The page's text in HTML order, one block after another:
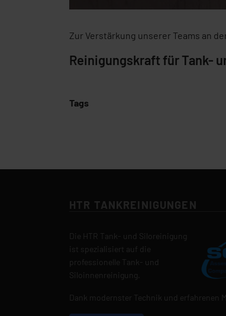
Zur Verstärkung unserer Teams an
Reinigungskraft für Tank-
Tags
HTR TANKREINIGUNGEN
Die HTR Tank- und Siloreinigung
ist spezialisiert auf die
professionelle Tank- und
Siloinnenreinigung.
Dank modernster Technik und erfahrenen